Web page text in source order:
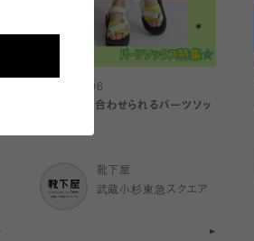
2026.08.06
サンダルに合わせられるパーツソッ
靴下屋
武蔵小杉東急スクエア